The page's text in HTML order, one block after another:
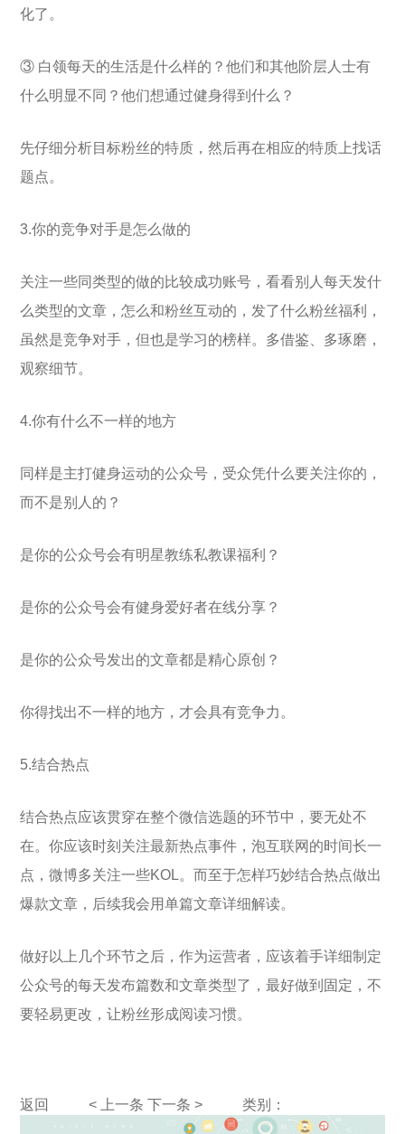
化了。
③ 白领每天的生活是什么样的？他们和其他阶层人士有
什么明显不同？他们想通过健身得到什么？
先仔细分析目标粉丝的特质，然后再在相应的特质上找话
题点。
3.你的竞争对手是怎么做的
关注一些同类型的做的比较成功账号，看看别人每天发什
么类型的文章，怎么和粉丝互动的，发了什么粉丝福利，
虽然是竞争对手，但也是学习的榜样。多借鉴、多琢磨，
观察细节。
4.你有什么不一样的地方
同样是主打健身运动的公众号，受众凭什么要关注你的，
而不是别人的？
是你的公众号会有明星教练私教课福利？
是你的公众号会有健身爱好者在线分享？
是你的公众号发出的文章都是精心原创？
你得找出不一样的地方，才会具有竞争力。
5.结合热点
结合热点应该贯穿在整个微信选题的环节中，要无处不
在。你应该时刻关注最新热点事件，泡互联网的时间长一
点，微博多关注一些KOL。而至于怎样巧妙结合热点做出
爆款文章，后续我会用单篇文章详细解读。
做好以上几个环节之后，作为运营者，应该着手详细制定
公众号的每天发布篇数和文章类型了，最好做到固定，不
要轻易更改，让粉丝形成阅读习惯。
返回 < 上一条 下一条 > 类别：